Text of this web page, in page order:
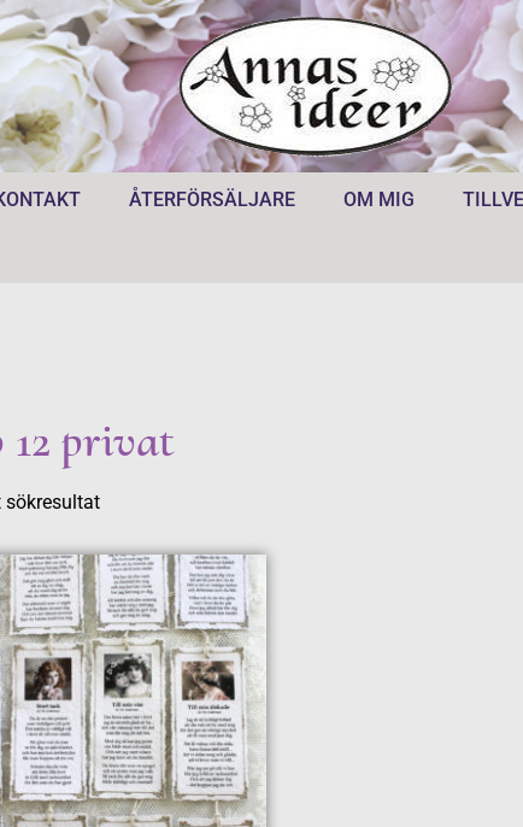
ÅTERFÖRSÄLJARE OM MIG
12 privat
sökresultat